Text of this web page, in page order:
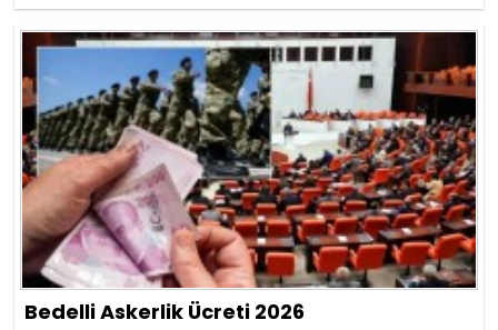
Bedelli Askerlik Ücreti 2026